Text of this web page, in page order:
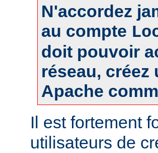
N'accordez
au compte
doit pouvoir
réseau,
Apache
Il est fortement
utilisateurs de